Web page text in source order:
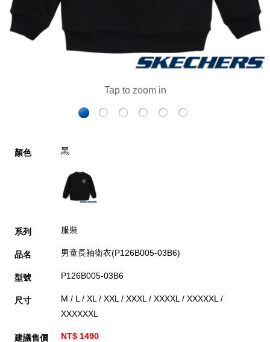
顏色 黑
系列 服裝
品名 男童長袖衛衣(P126B005-03B6)
型號 P126B005-03B6
尺寸
M / L / XL / XXL / XXXL / XXXXL / XXXXXL /
XXXXXXL
建議售價 NT$ 1490